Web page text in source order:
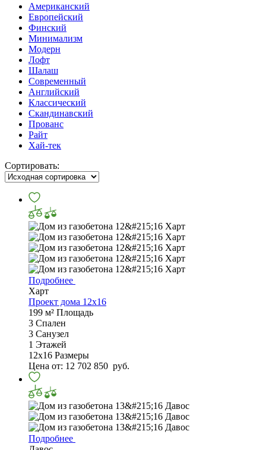
Американский
Европейский
Финский
Минимализм
Модерн
Лофт
Шалаш
Современный
Английский
Классический
Скандинавский
Прованс
Райт
Хай-тек
Сортировать:
Подробнее
Харт
Проект дома 12х16
199 м² Площадь
3 Спален
3 Санузел
1 Этажей
12х16 Размеры
Цена от: 12 702 850 руб.
Подробнее